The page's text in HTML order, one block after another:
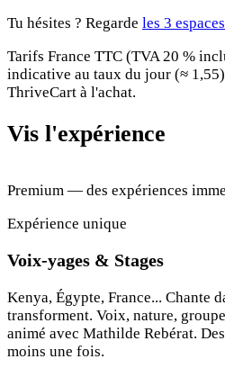
Tu hésites ? Regarde les 3
Tarifs France TTC (TVA 20 %
indicative au taux du jour (≈
ThriveCart à l'achat.
Vis l'expérience
Premium — des expériences
Expérience unique
Voix-yages & Stages
Kenya, Égypte, France... Chante
transforment. Voix, nature,
animé avec Mathilde Rebérat.
moins une fois.